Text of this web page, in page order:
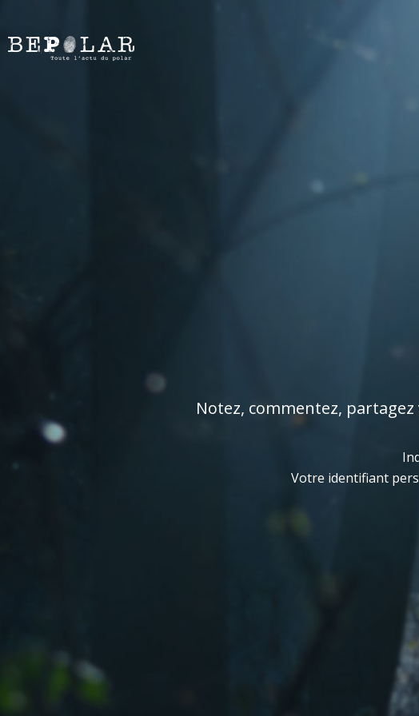
Notez, commentez,
Votre identifiant